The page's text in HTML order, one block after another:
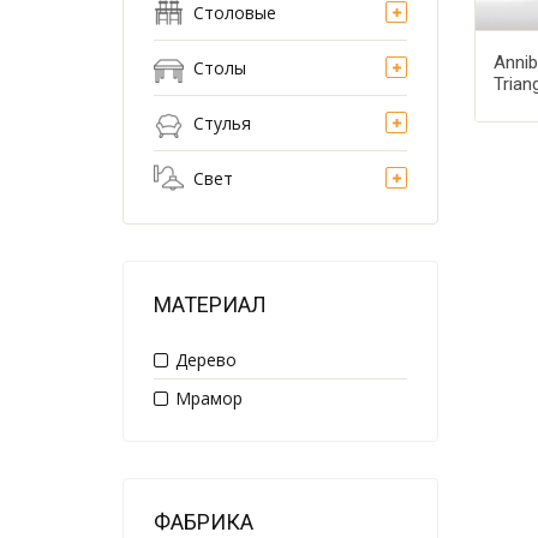
Столовые
Столы
Стулья
Свет
МАТЕРИАЛ
Дерево
Мрамор
ФАБРИКА